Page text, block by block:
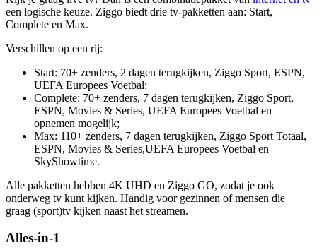
een logische keuze. Ziggo biedt drie tv-pakketten aan: Start,
Complete en Max.
Verschillen op een rij:
Start: 70+ zenders, 2 dagen terugkijken, Ziggo Sport, ESPN,
UEFA Europees Voetbal;
Complete: 70+ zenders, 7 dagen terugkijken, Ziggo Sport,
ESPN, Movies & Series, UEFA Europees Voetbal en
opnemen mogelijk;
Max: 110+ zenders, 7 dagen terugkijken, Ziggo Sport Totaal,
ESPN, Movies & Series,UEFA Europees Voetbal en
SkyShowtime.
Alle pakketten hebben 4K UHD en Ziggo GO, zodat je ook
onderweg tv kunt kijken. Handig voor gezinnen of mensen die
graag (sport)tv kijken naast het streamen.
Alles-in-1